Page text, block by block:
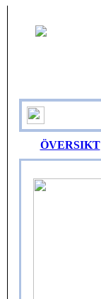
ÖVERSIKT